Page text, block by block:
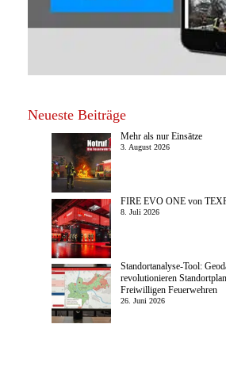
Neueste Beiträge
Mehr als nur Einsätze
3. August 2026
FIRE EVO ONE von
8. Juli 2026
Standortanalyse-Tool:
revolutionieren
Freiwilligen Feuerwehren
26. Juni 2026